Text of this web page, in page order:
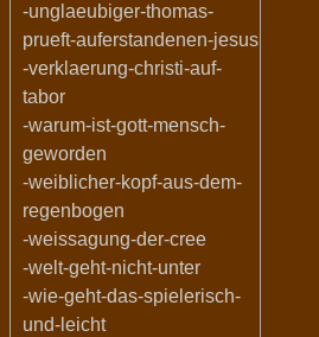
-unglaeubiger-thomas-
prueft-auferstandenen-jesus
-verklaerung-christi-auf-
tabor
-warum-ist-gott-mensch-
geworden
-weiblicher-kopf-aus-dem-
regenbogen
-weissagung-der-cree
-welt-geht-nicht-unter
-wie-geht-das-spielerisch-
und-leicht